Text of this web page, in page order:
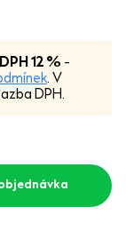
DPH 12 % -
. V
DPH.